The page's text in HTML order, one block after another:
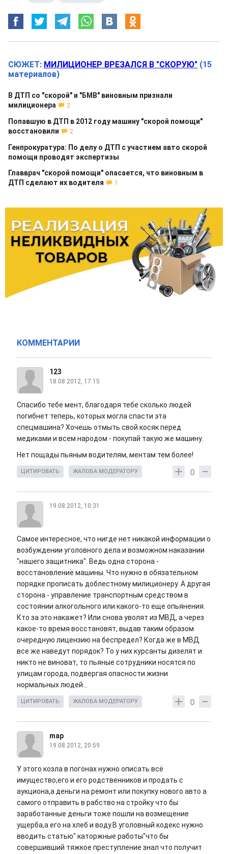
СЮЖЕТ: МИЛИЦИОНЕР ВРЕЗАЛСЯ В "СКОРУЮ" (15
материалов)
В ДТП со "скорой" и "БМВ" виновным признали
милиционера
2
Попавшую в ДТП в 2012 году машину "скорой помощи"
восстановили
2
Генпрокуратура: По делу о ДТП с участием авто скорой
помощи проводят экспертизы
Главврач "скорой помощи" опасается, что виновным в
ДТП сделают их водителя
1
КОММЕНТАРИИ
123
18.08.2012, 17:15
Спасибо тебе мент, благодаря тебе сколько людей
погибнет теперь, которых могла спасти эта
спецмашина? Хочешь отмыть свой косяк перед
медиками и всем народом - покупай такую же машину.
Нет пощады пьяным водителям, ментам тем более!
0
ЦИТИРОВАТЬ ЖАЛОБА МОДЕРАТОРУ
19.08.2012, 10:31
Самое интересное, что нигде нет никакой информации о
возбуждении уголовного дела и возможном наказании
"нашего защитника". Ведь одна сторона -
восстановление машины. Что нужно в обязательном
порядке прописать доблестному милиционеру. А другая
сторона - управление транспортным средством в
состоянии алкогольного или какого-то еще опьянения.
Кто за это накажет? Или снова уволят из МВД, а через
какое-то время восстановят, выдав таким образом
очередную лицензию на беспредел? Когда же в МВД
все же наведут порядок? То у них курсанты дизелят и
никто не виноват, то пьяные сотрудники носятся по
улицам города, подвергая опасности жизни
нормальных людей...
0
ЦИТИРОВАТЬ ЖАЛОБА МОДЕРАТОРУ
map
19.08.2012, 20:59
У этого козла в погонах нужно описать всё
имущество,его и его родственников и продать с
аукциона,а деньги на ремонт или покупку нового авто а
самого отправить в рабство на стройку что бы
заработанные деньги тоже пошли на возмещение
ущерба,а его на хлеб и воду.В уголовный кодекс нужно
вводить статью" каторжные работы"что бы
совершивший тяжкое преступление знал что получит